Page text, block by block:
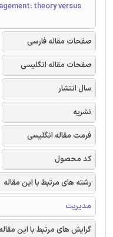
theory versus
صفحات مقاله فارسی
صفحات مقاله انگلیسی
سال انتشار
نشریه
فرمت مقاله انگلیسی
کد محصول
رشته های مرتبط با این مقاله
مدیریت
گرایش های مرتبط با این مقاله